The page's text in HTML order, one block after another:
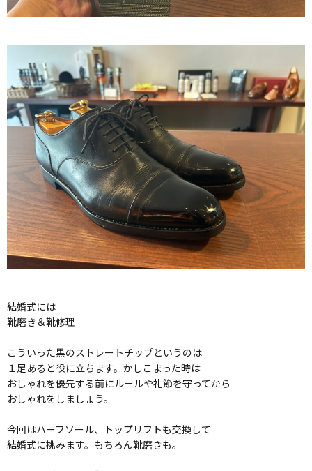
結婚式には
靴磨き＆靴修理
こういった黒のストレートチップというのは
１足あると役に立ちます。かしこまった時は
おしゃれを優先する前にルールや礼節を守ってから
おしゃれをしましょう。
今回はハーフソール、トップリフトも交換して
結婚式に挑みます。もちろん靴磨きも。